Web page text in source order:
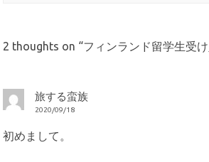
2 thoughts on “フィンランド留学生受
旅する蛮族
2020/09/18
初めまして。